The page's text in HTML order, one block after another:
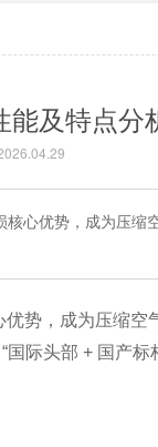
能及特点分
心优势，成为压缩
优势，成为压缩空
际头部 + 国产标